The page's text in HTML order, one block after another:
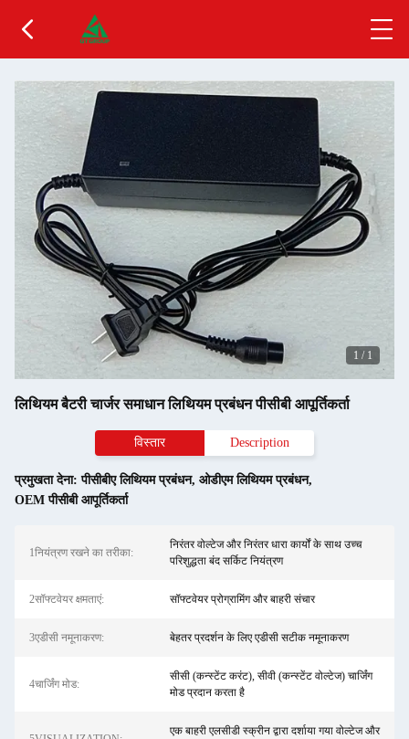
1 / 1
लिथियम बैटरी चार्जर समाधान लिथियम प्रबंधन पीसीबी आपूर्तिकर्ता
विस्तार Description
प्रमुखता देना:पीसीबीए लिथियम प्रबंधन, ओडीएम लिथियम प्रबंधन,
OEM पीसीबी आपूर्तिकर्ता
1नियंत्रण रखने का तरीका:
निरंतर वोल्टेज और निरंतर धारा कार्यों के साथ उच्च
परिशुद्धता बंद सर्किट नियंत्रण
2सॉफ्टवेयर क्षमताएं: सॉफ्टवेयर प्रोग्रामिंग और बाहरी संचार
3एडीसी नमूनाकरण: बेहतर प्रदर्शन के लिए एडीसी सटीक नमूनाकरण
4चार्जिंग मोड:
सीसी (कन्स्टेंट करंट), सीवी (कन्स्टेंट वोल्टेज) चार्जिंग
मोड प्रदान करता है
एक बाहरी एलसीडी स्क्रीन द्वारा दर्शाया गया वोल्टेज और